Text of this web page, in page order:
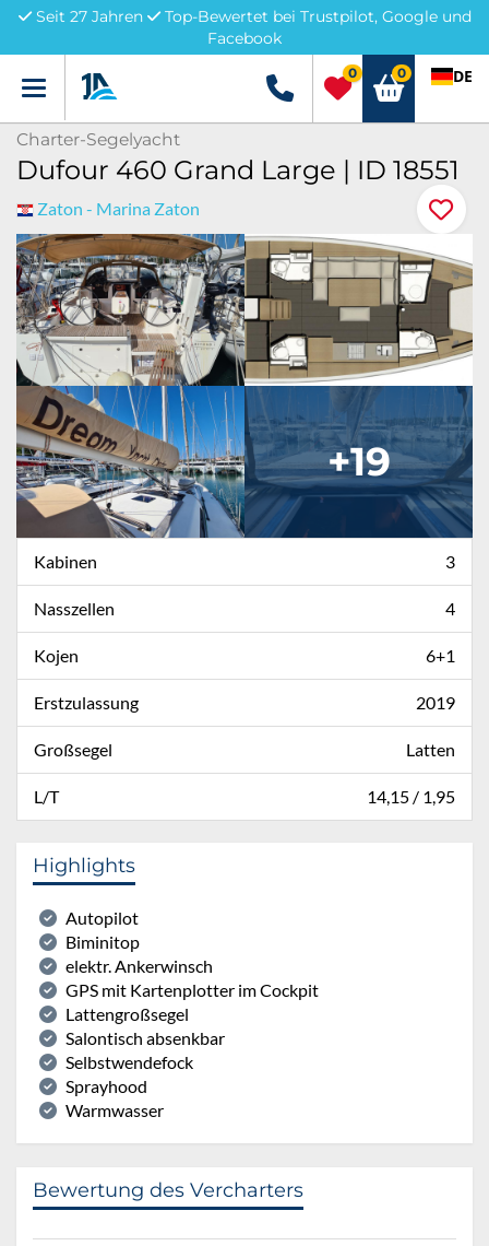
Seit 27 Jahren
Top-Bewertet bei Trustpilot, Google und
Facebook
Menü +49 5741 3222690
0 0 DE
Charter-Segelyacht
Dufour 460 Grand Large | ID 18551
Zaton - Marina Zaton
+19
Kabinen 3
Nasszellen 4
Kojen 6+1
Erstzulassung 2019
Großsegel Latten
L/T 14,15 / 1,95
Highlights
Autopilot
Biminitop
elektr. Ankerwinsch
GPS mit Kartenplotter im Cockpit
Lattengroßsegel
Salontisch absenkbar
Selbstwendefock
Sprayhood
Warmwasser
Bewertung des Vercharters